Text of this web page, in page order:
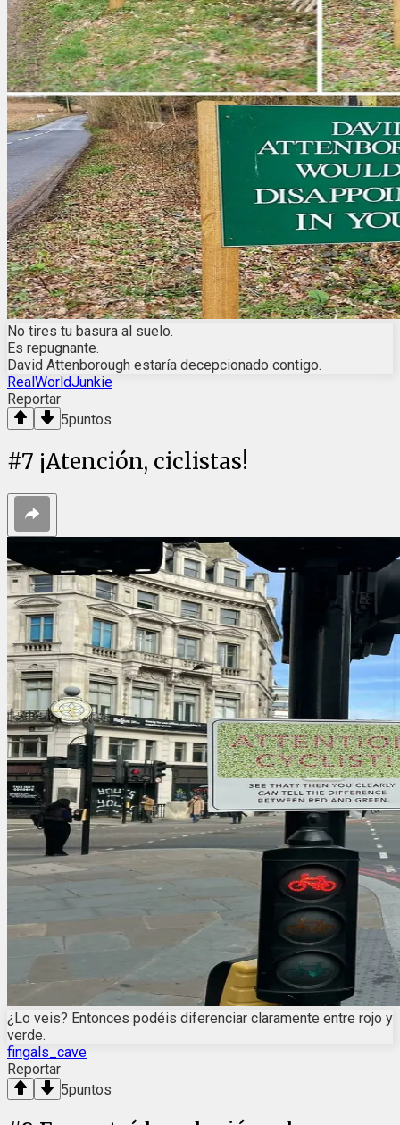
No tires tu basura al suelo.
Es repugnante.
David Attenborough estaría decepcionado contigo.
RealWorldJunkie
Reportar
5puntos
#7 ¡Atención, ciclistas!
¿Lo veis? Entonces podéis diferenciar claramente entre rojo y
verde.
fingals_cave
Reportar
5puntos